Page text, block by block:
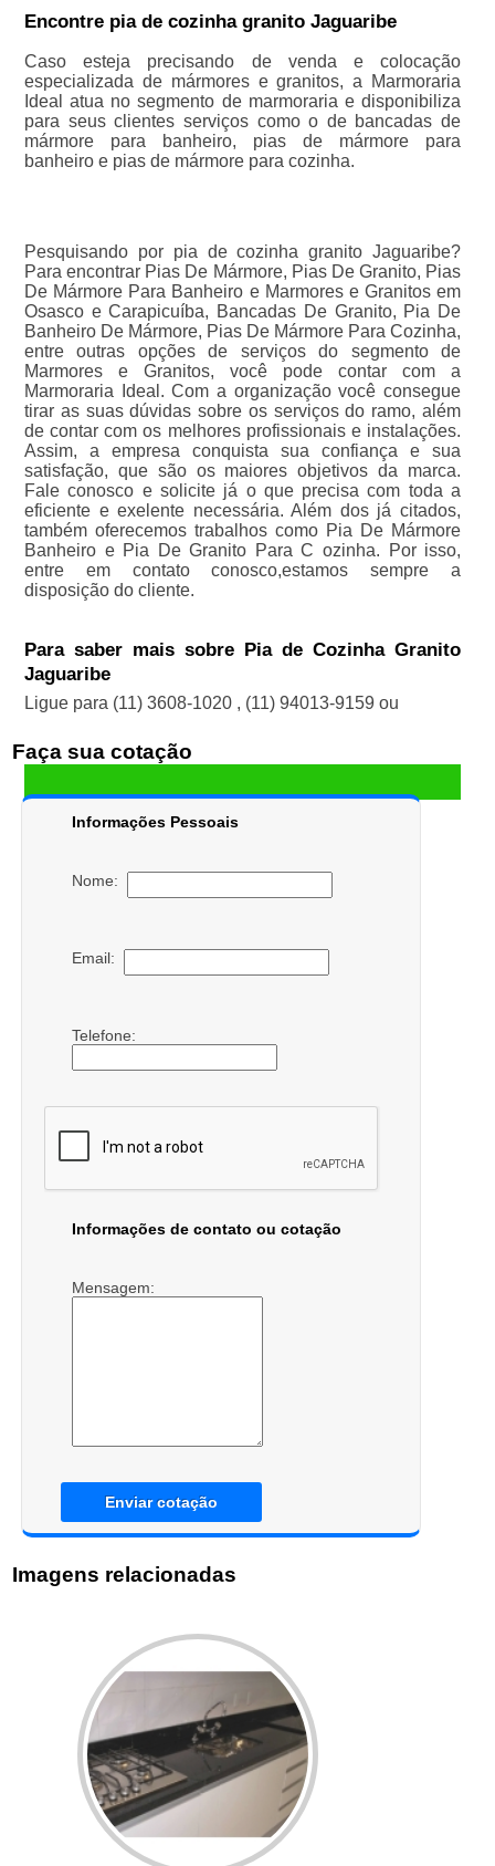
Encontre pia de cozinha granito Jaguaribe
Caso esteja precisando de venda e colocação
especializada de mármores e granitos, a Marmoraria
Ideal atua no segmento de marmoraria e disponibiliza
para seus clientes serviços como o de bancadas de
mármore para banheiro, pias de mármore para
banheiro e pias de mármore para cozinha.
Pesquisando por pia de cozinha granito Jaguaribe?
Para encontrar Pias De Mármore, Pias De Granito, Pias
De Mármore Para Banheiro e Marmores e Granitos em
Osasco e Carapicuíba, Bancadas De Granito, Pia De
Banheiro De Mármore, Pias De Mármore Para Cozinha,
entre outras opções de serviços do segmento de
Marmores e Granitos, você pode contar com a
Marmoraria Ideal. Com a organização você consegue
tirar as suas dúvidas sobre os serviços do ramo, além
de contar com os melhores profissionais e instalações.
Assim, a empresa conquista sua confiança e sua
satisfação, que são os maiores objetivos da marca.
Fale conosco e solicite já o que precisa com toda a
eficiente e exelente necessária. Além dos já citados,
também oferecemos trabalhos como Pia De Mármore
Banheiro e Pia De Granito Para C ozinha. Por isso,
entre em contato conosco,estamos sempre a
disposição do cliente.
Para saber mais sobre Pia de Cozinha Granito
Jaguaribe
Ligue para (11) 3608-1020 , (11) 94013-9159 ou
Faça sua cotação
Informações Pessoais
Nome:
Email:
Telefone:
Informações de contato ou cotação
Mensagem:
Enviar cotação
Imagens relacionadas